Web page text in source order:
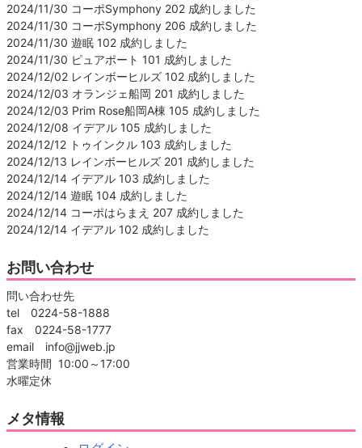
2024/11/30 コーポSymphony 202 成約しました
2024/11/30 コーポSymphony 206 成約しました
2024/11/30 遊眠 102 成約しました
2024/11/30 ピュアポート 101 成約しました
2024/12/02 レインボーヒルズ 102 成約しました
2024/12/03 オランジェ船岡 201 成約しました
2024/12/03 Prim Rose船岡A棟 105 成約しました
2024/12/08 イデアル 105 成約しました
2024/12/12 トゥインクル 103 成約しました
2024/12/13 レインボーヒルズ 201 成約しました
2024/12/14 イデアル 103 成約しました
2024/12/14 遊眠 104 成約しました
2024/12/14 コーポはらまえ 207 成約しました
2024/12/14 イデアル 102 成約しました
お問い合わせ
問い合わせ先
tel 0224-58-1888
fax 0224-58-1777
email info@jjweb.jp
営業時間 10:00～17:00
水曜定休
メタ情報